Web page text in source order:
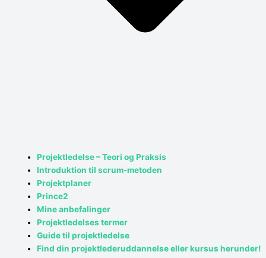
Projektledelse – Teori og Praksis
Introduktion til scrum-metoden
Projektplaner
Prince2
Mine anbefalinger
Projektledelses termer
Guide til projektledelse
Find din projektlederuddannelse eller kursus herunder!